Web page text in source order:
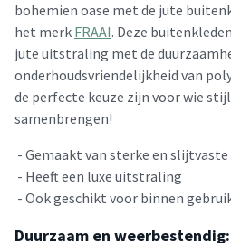
bohemien oase met de jute
het merk FRAAI. Deze
jute uitstraling met de
onderhoudsvriendelijkheid van
de perfecte keuze zijn voor wie
samenbrengen!
- Gemaakt van sterke en
- Heeft een luxe uitstraling
- Ook geschikt voor binnen
Duurzaam en